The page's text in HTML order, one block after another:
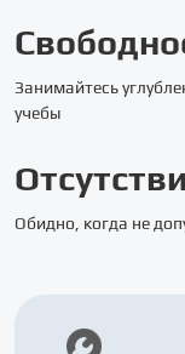
Занимайтесь
учебы
Обидно, когда не